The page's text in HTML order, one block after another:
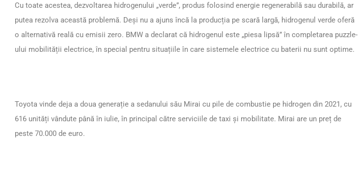
Cu toate acestea, dezvoltarea hidrogenului „verde”, produs folosind energie regenerabilă sau durabilă, ar
putea rezolva această problemă. Deși nu a ajuns încă la producția pe scară largă, hidrogenul verde oferă
o alternativă reală cu emisii zero. BMW a declarat că hidrogenul este „piesa lipsă” în completarea puzzle-
ului mobilității electrice, în special pentru situațiile în care sistemele electrice cu baterii nu sunt optime.
Toyota vinde deja a doua generație a sedanului său Mirai cu pile de combustie pe hidrogen din 2021, cu
616 unități vândute până în iulie, în principal către serviciile de taxi și mobilitate. Mirai are un preț de
peste 70.000 de euro.